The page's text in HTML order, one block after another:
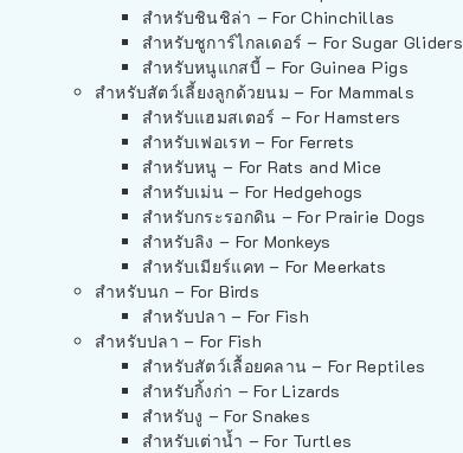
สำหรับชินชิล่า – For Chinchillas
สำหรับชูการ์ไกลเดอร์ – For Sugar Gliders
สำหรับหนูแกสบี้ – For Guinea Pigs
สำหรับสัตว์เลี้ยงลูกด้วยนม – For Mammals
สำหรับแฮมสเตอร์ – For Hamsters
สำหรับเฟอเรท – For Ferrets
สำหรับหนู – For Rats and Mice
สำหรับเม่น – For Hedgehogs
สำหรับกระรอกดิน – For Prairie Dogs
สำหรับลิง – For Monkeys
สำหรับเมียร์แคท – For Meerkats
สำหรับนก – For Birds
สำหรับปลา – For Fish
สำหรับปลา – For Fish
สำหรับสัตว์เลื้อยคลาน – For Reptiles
สำหรับกิ้งก่า – For Lizards
สำหรับงู – For Snakes
สำหรับเต่าน้ำ – For Turtles